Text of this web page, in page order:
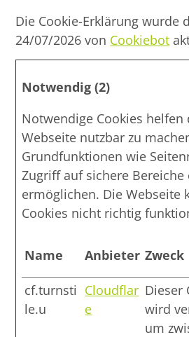
Die Cookie-Erklärung wurde
24/07/2026 von Cookiebot
Notwendig (2)
Notwendige Cookies helfen
Webseite nutzbar zu
Grundfunktionen wie
Zugriff auf sichere Bereiche
ermöglichen. Die Webseite
Cookies nicht richtig
Name Anbieter Zweck
cf.turnsti
le.u
Cloudflar
e
Dieser
wird
um